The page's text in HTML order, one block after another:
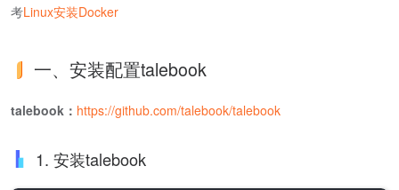
考Linux安装Docker
一、安装配置talebook
​talebook：​ https://github.com/talebook/talebook
1. 安装talebook